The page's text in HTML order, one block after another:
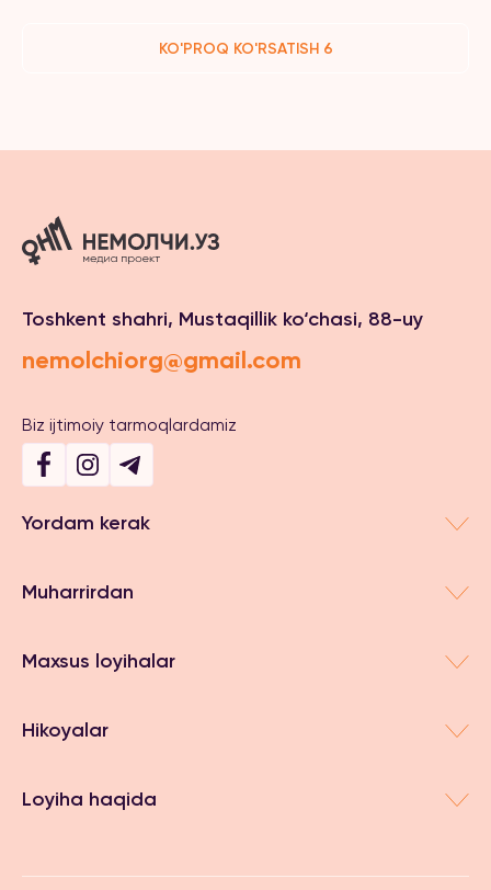
KO'PROQ KO'RSATISH 6
Toshkent shahri, Mustaqillik ko‘chasi, 88-uy
nemolchiorg@gmail.com
Biz ijtimoiy tarmoqlardamiz
Yordam kerak
Muharrirdan
Maxsus loyihalar
Hikoyalar
Loyiha haqida